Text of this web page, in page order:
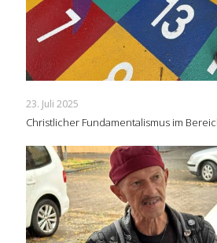
23. Juli 2025
Christlicher Fundamentalismus im